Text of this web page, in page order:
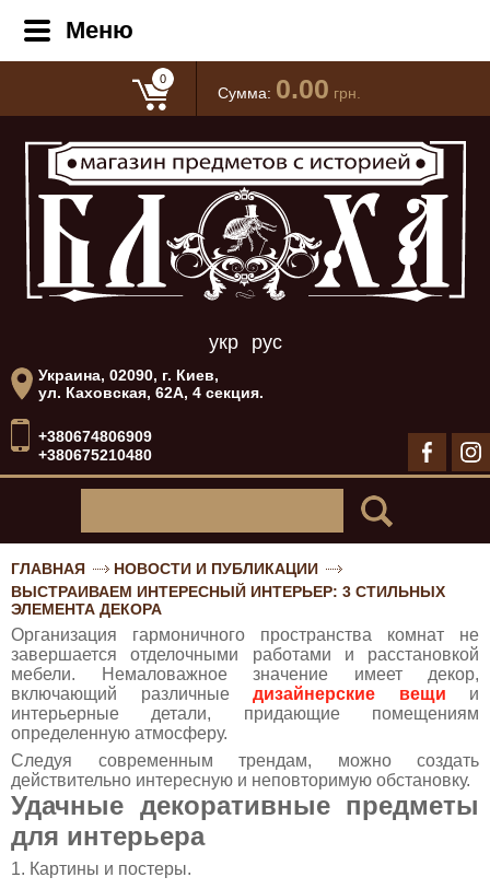
0
Сумма: 0.00 грн.
укр рус
Украина, 02090, г. Киев,
ул. Каховская, 62А, 4 секция.
+380674806909
+380675210480
Меню
ГЛАВНАЯ
НОВОСТИ И ПУБЛИКАЦИИ
ВЫСТРАИВАЕМ ИНТЕРЕСНЫЙ ИНТЕРЬЕР: 3 СТИЛЬНЫХ
ЭЛЕМЕНТА ДЕКОРА
Организация гармоничного пространства комнат не
завершается отделочными работами и расстановкой
мебели. Немаловажное значение имеет декор,
включающий различные дизайнерские вещи и
интерьерные детали, придающие помещениям
определенную атмосферу.
Следуя современным трендам, можно создать
действительно интересную и неповторимую обстановку.
Удачные декоративные предметы
для интерьера
1. Картины и постеры.